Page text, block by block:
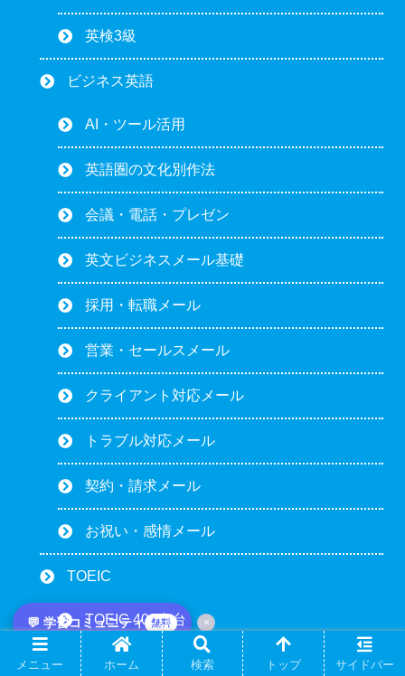
💬 学習コミュニティ 無料 ×
英検3級
ビジネス英語
AI・ツール活用
英語圏の文化別作法
会議・電話・プレゼン
英文ビジネスメール基礎
採用・転職メール
営業・セールスメール
クライアント対応メール
トラブル対応メール
契約・請求メール
お祝い・感情メール
TOEIC
TOEIC 400点台
TOEIC 500点台
メニュー ホーム 検索 トップ サイドバー